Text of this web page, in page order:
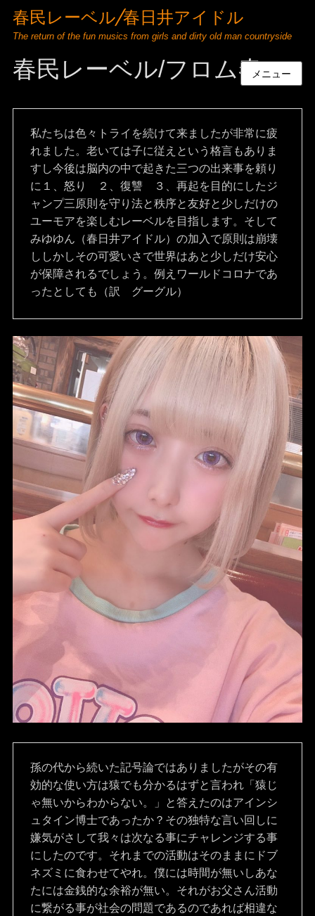
春民レーベル/春日井アイドル
The return of the fun musics from girls and dirty old man countryside
メニュー
春民レーベル/フロム春
私たちは色々トライを続けて来ましたが非常に疲
れました。老いては子に従えという格言もありま
すし今後は脳内の中で起きた三つの出来事を頼り
に１、怒り　２、復讐　３、再起を目的にしたジ
ャンプ三原則を守り法と秩序と友好と少しだけの
ユーモアを楽しむレーベルを目指します。そして
みゆゆん（春日井アイドル）の加入で原則は崩壊
ししかしその可愛いさで世界はあと少しだけ安心
が保障されるでしょう。例えワールドコロナであ
ったとしても（訳　グーグル）
孫の代から続いた記号論ではありましたがその有
効的な使い方は猿でも分かるはずと言われ「猿じ
ゃ無いからわからない。」と答えたのはアインシ
ュタイン博士であったか？その独特な言い回しに
嫌気がさして我々は次なる事にチャレンジする事
にしたのです。それまでの活動はそのままにドブ
ネズミに食わせてやれ。僕には時間が無いしあな
たには金銭的な余裕が無い。それがお父さん活動
に繋がる事が社会の問題であるのであれば相違な